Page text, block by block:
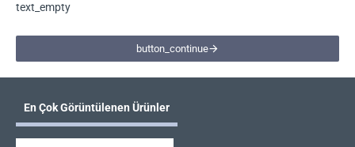
text_empty
button_continue
En Çok Görüntülenen Ürünler